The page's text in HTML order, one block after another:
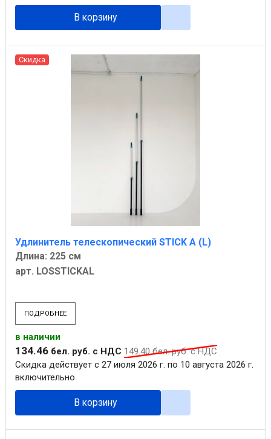
В корзину
Скидка
Удлинитель телескопический STICK A (L)
Длина: 225 см
арт. LOSSTICKAL
ПОДРОБНЕЕ
в наличии
134.46 бел. руб. с НДС 149.40бел. руб. с НДС
Скидка действует с 27 июля 2026 г. по 10 августа 2026 г.
включительно
В корзину